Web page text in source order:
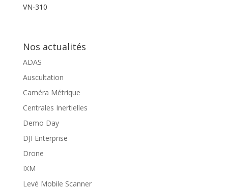
VN-310
Nos actualités
ADAS
Auscultation
Caméra Métrique
Centrales Inertielles
Demo Day
DJI Enterprise
Drone
IXM
Levé Mobile Scanner